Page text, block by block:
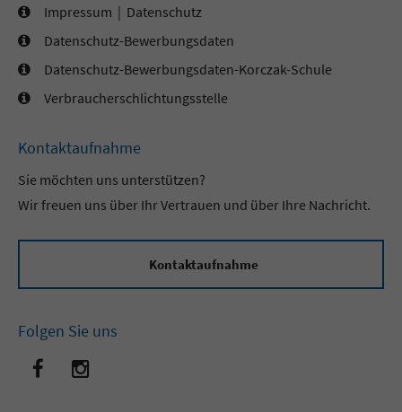
Impressum | Datenschutz
Datenschutz-Bewerbungsdaten
Datenschutz-Bewerbungsdaten-Korczak-Schule
Verbraucherschlichtungsstelle
Kontaktaufnahme
Sie möchten uns unterstützen?
Wir freuen uns über Ihr Vertrauen und über Ihre Nachricht.
Kontaktaufnahme
Folgen Sie uns